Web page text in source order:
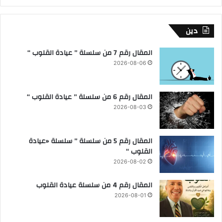
دين
المقال رقم 7 من سلسلة ” عيادة القلوب “
2026-08-06
المقال رقم 6 من سلسلة ” عيادة القلوب “
2026-08-03
المقال رقم 5 من سلسلة ” سلسلة «عيادة
القلوب “
2026-08-02
المقال رقم 4 من سلسلة عيادة القلوب
2026-08-01